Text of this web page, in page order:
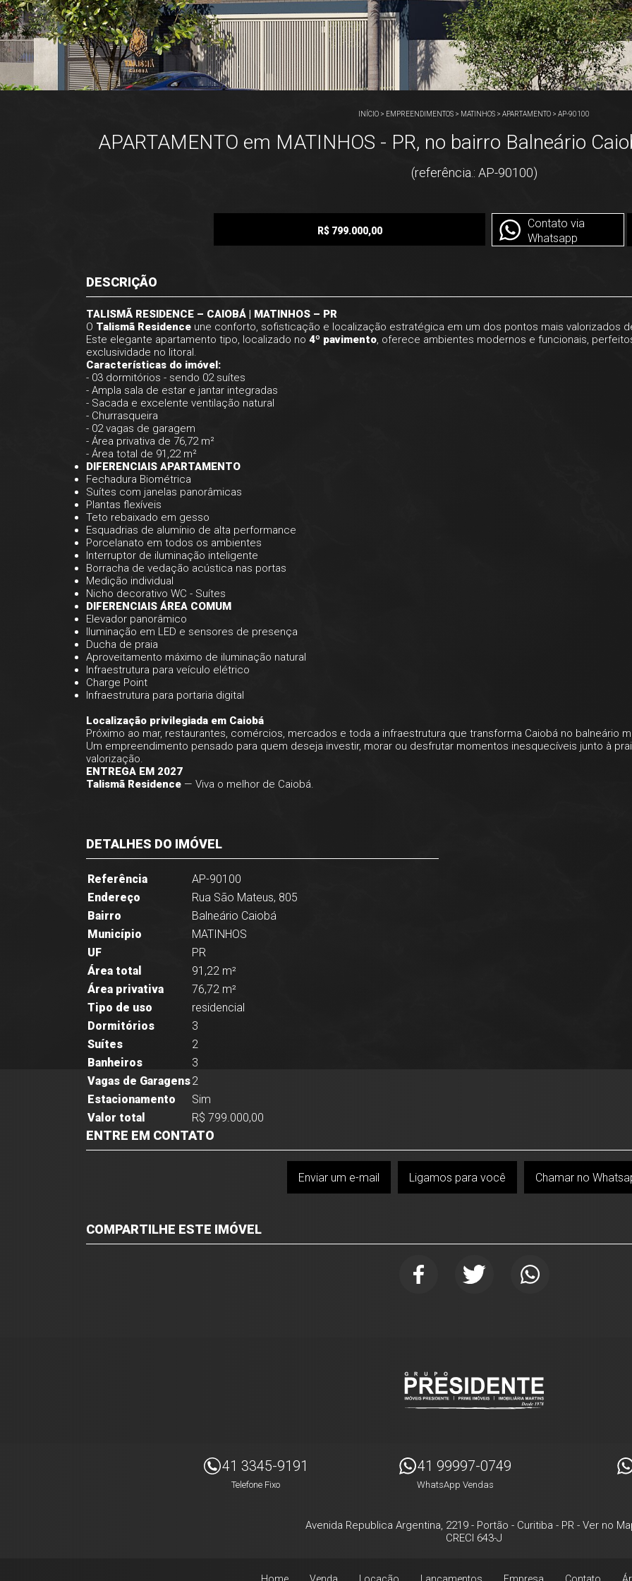
INÍCIO > EMPREENDIMENTOS > MATINHOS > APARTAMENTO > AP-90100
APARTAMENTO em MATINHOS - PR, no bairro Balneário
(referência.: AP-90100)
R$ 799.000,00
Contato via
Whatsapp
DESCRIÇÃO
TALISMÃ RESIDENCE – CAIOBÁ | MATINHOS – PR
O Talismã Residence une conforto, sofisticação e localização estratégica em um dos pontos mais valorizados
Este elegante apartamento tipo, localizado no 4º pavimento, oferece ambientes modernos e funcionais,
exclusividade no litoral.
Características do imóvel:
- 03 dormitórios - sendo 02 suítes
- Ampla sala de estar e jantar integradas
- Sacada e excelente ventilação natural
- Churrasqueira
- 02 vagas de garagem
- Área privativa de 76,72 m²
- Área total de 91,22 m²
DIFERENCIAIS APARTAMENTO
Fechadura Biométrica
Suítes com janelas panorâmicas
Plantas flexíveis
Teto rebaixado em gesso
Esquadrias de alumínio de alta performance
Porcelanato em todos os ambientes
Interruptor de iluminação inteligente
Borracha de vedação acústica nas portas
Medição individual
Nicho decorativo WC - Suítes
DIFERENCIAIS ÁREA COMUM
Elevador panorâmico
Iluminação em LED e sensores de presença
Ducha de praia
Aproveitamento máximo de iluminação natural
Infraestrutura para veículo elétrico
Charge Point
Infraestrutura para portaria digital
Localização privilegiada em Caiobá
Próximo ao mar, restaurantes, comércios, mercados e toda a infraestrutura que transforma Caiobá no balneário
Um empreendimento pensado para quem deseja investir, morar ou desfrutar momentos inesquecíveis junto à
valorização.
ENTREGA EM 2027
Talismã Residence — Viva o melhor de Caiobá.
DETALHES DO IMÓVEL
Referência
AP-90100
Endereço
Rua São Mateus, 805
Bairro
Balneário Caiobá
Município
MATINHOS
UF
PR
Área total
91,22 m²
Área privativa
76,72 m²
Tipo de uso
residencial
Dormitórios
3
Suítes
2
Banheiros
3
Vagas de Garagens2
Estacionamento
Sim
Valor total
R$ 799.000,00
ENTRE EM CONTATO
Enviar um e-mail Ligamos para você Chamar no
COMPARTILHE ESTE IMÓVEL
41 3345-9191
Telefone Fixo
41 99997-0749
WhatsApp Vendas
Avenida Republica Argentina, 2219 - Portão - Curitiba - PR - Ver no
CRECI 643-J